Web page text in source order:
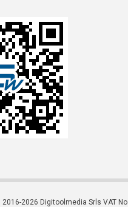
2026 Digitoolmedia Srls VAT